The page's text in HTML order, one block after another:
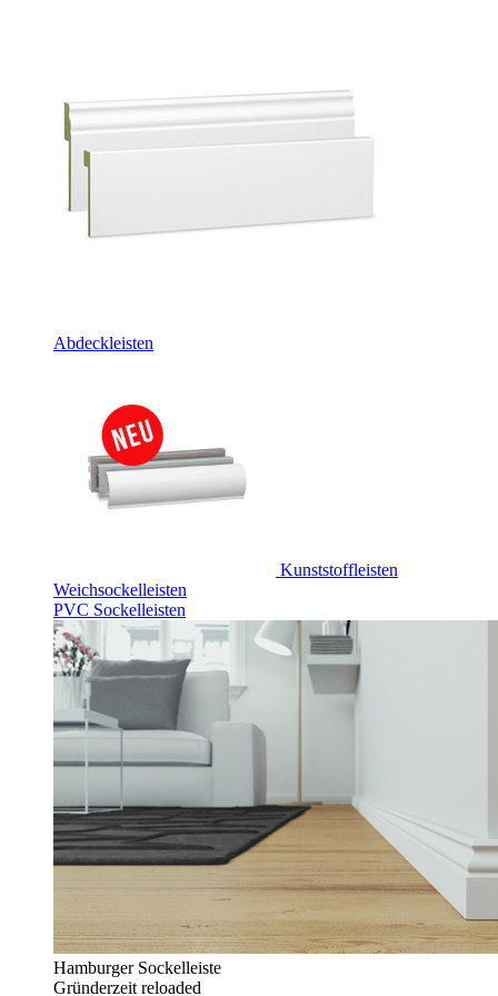
Abdeckleisten
Kunststoffleisten
Weichsockelleisten
PVC Sockelleisten
Hamburger Sockelleiste
Gründerzeit reloaded